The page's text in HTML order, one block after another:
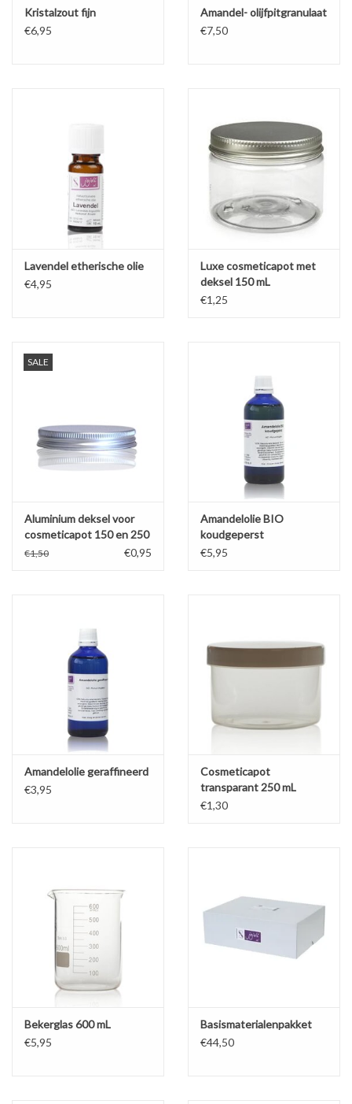
Kristalzout fijn
€6,95
Amandel- olijfpitgranulaat
€7,50
Lavendel etherische olie
€4,95
Luxe cosmeticapot met
deksel 150 mL
€1,25
SALE
Aluminium deksel voor
cosmeticapot 150 en 250
mL
€1,50 €0,95
Amandelolie BIO
koudgeperst
€5,95
Amandelolie geraffineerd
€3,95
Cosmeticapot
transparant 250 mL
€1,30
Bekerglas 600 mL
€5,95
Basismaterialenpakket
€44,50